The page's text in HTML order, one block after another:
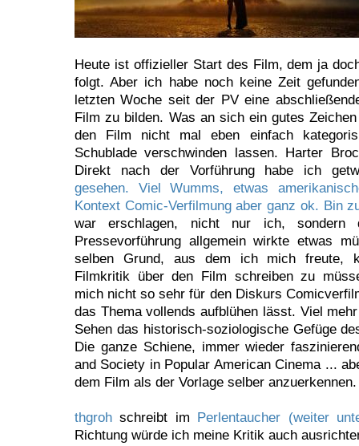
Heute ist offizieller Start des Film, dem ja
folgt. Aber ich habe noch keine Zeit
letzten Woche seit der PV eine
Film zu bilden. Was an sich ein gutes
den Film nicht mal eben einfach
Schublade verschwinden lassen. Harter
Direkt nach der Vorführung habe ich
gesehen. Viel Wumms, etwas
Kontext Comic-Verfilmung aber ganz ok. Bin
war erschlagen, nicht nur ich, sondern
Pressevorführung allgemein wirkte etwas
selben Grund, aus dem ich mich freute,
Filmkritik über den Film schreiben zu
mich nicht so sehr für den Diskurs
das Thema vollends aufblühen lässt. Viel
Sehen das historisch-soziologische Gefüge
Die ganze Schiene, immer wieder
and Society in Popular American Cinema ...
dem Film als der Vorlage selber anzuerkennen.
thgroh schreibt im Perlentaucher (weiter
Richtung würde ich meine Kritik auch